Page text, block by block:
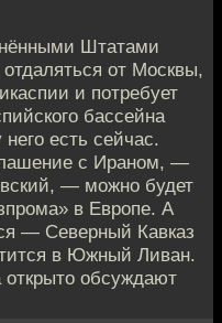
Штатами
отдаляться от Москвы,
и потребует
бассейна
есть сейчас.
с Ираном, —
— можно будет
в Европе. А
— Северный Кавказ
в Южный Ливан.
обсуждают